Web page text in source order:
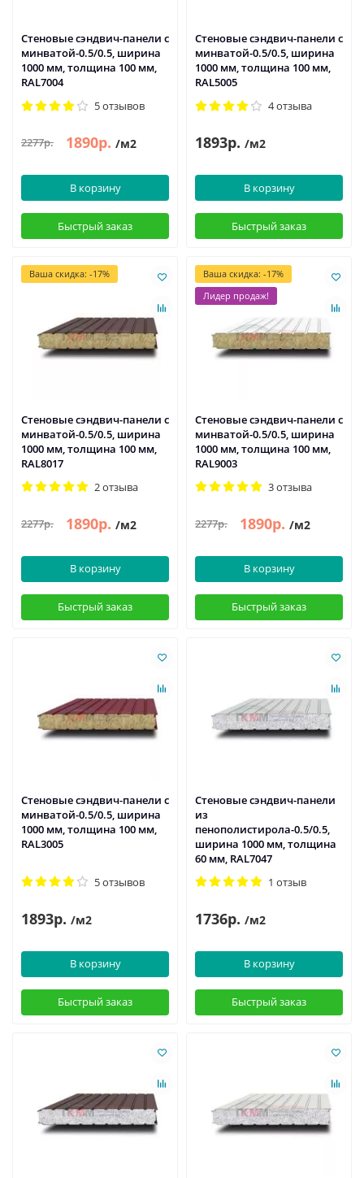
Стеновые сэндвич-панели с
минватой-0.5/0.5, ширина
1000 мм, толщина 100 мм,
RAL7004
5 отзывов
2277р. 1890р. /м2
В корзину
Быстрый заказ
Стеновые сэндвич-панели с
минватой-0.5/0.5, ширина
1000 мм, толщина 100 мм,
RAL5005
4 отзыва
1893р. /м2
В корзину
Быстрый заказ
Ваша скидка: -17%
Стеновые сэндвич-панели с
минватой-0.5/0.5, ширина
1000 мм, толщина 100 мм,
RAL8017
2 отзыва
2277р. 1890р. /м2
В корзину
Быстрый заказ
Ваша скидка: -17%
Лидер продаж!
Стеновые сэндвич-панели с
минватой-0.5/0.5, ширина
1000 мм, толщина 100 мм,
RAL9003
3 отзыва
2277р. 1890р. /м2
В корзину
Быстрый заказ
Стеновые сэндвич-панели с
минватой-0.5/0.5, ширина
1000 мм, толщина 100 мм,
RAL3005
5 отзывов
1893р. /м2
В корзину
Быстрый заказ
Стеновые сэндвич-панели
из
пенополистирола-0.5/0.5,
ширина 1000 мм, толщина
60 мм, RAL7047
1 отзыв
1736р. /м2
В корзину
Быстрый заказ